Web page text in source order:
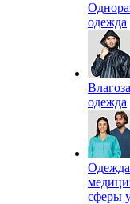
одежда
одежда
сферы